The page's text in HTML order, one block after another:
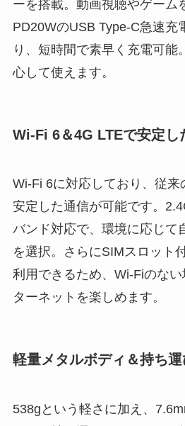
ーを搭載。動画視聴やゲーム
PD20WのUSB Type-C急速充
り、短時間で素早く充電可能
心して使えます。
Wi-Fi 6＆4G LTEで安定し
Wi-Fi 6に対応しており、従来
安定した通信が可能です。
バンド対応で、環境に応じて
を選択。さらにSIMスロット
利用できるため、Wi-Fiのな
ターネットを楽しめます。
軽量メタルボディ＆持ち
538gという軽さに加え、